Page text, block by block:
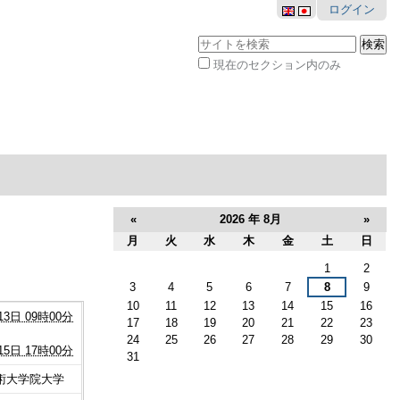
ログイン
サイトを検索
現在のセクション内のみ
日 09時00分
日 17時00分
大学院大学
« 2026 年 8月 »
月 火 水 木 金 土 日
1
2
3
4 5 6 7 8
9
10
11 12 13 14 15
16
17
18 19 20 21 22
23
24
25 26 27 28 29
30
31